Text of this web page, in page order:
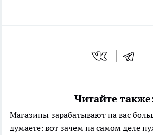
Читайте
Магазины зарабатывают на вас
думаете: вот зачем на самом деле